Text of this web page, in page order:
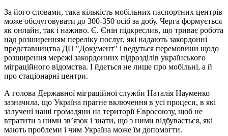
За його словами, така кількість мобільних паспортних центрів
може обслуговувати до 300-350 осіб за добу. Черга формується
як онлайн, так і наживо. Є. Єнін підкреслив, що триває робота
над розширенням переліку послуг, які надають закордонні
представництва ДП "Документ" і ведуться перемовини щодо
розширення мережі закордонних підрозділів українського
міграційного відомства. І йдеться не лише про мобільні, а й
про стаціонарні центри.
А голова Державної міграційної служби Наталія Науменко
зазначила, що Україна прагне включення в усі процеси, в які
залучені наші громадяни на території Євросоюзу, щоб не
втратити з ними зв’язок і знати, що з ними відбувається, які
мають проблеми і чим Україна може їм допомогти.